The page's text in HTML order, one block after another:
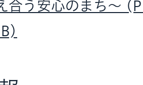
合う安心のまち〜